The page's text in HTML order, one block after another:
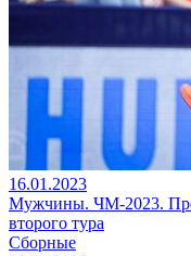
16.01.2023
Мужчины. ЧМ-2023.
второго тура
Сборные